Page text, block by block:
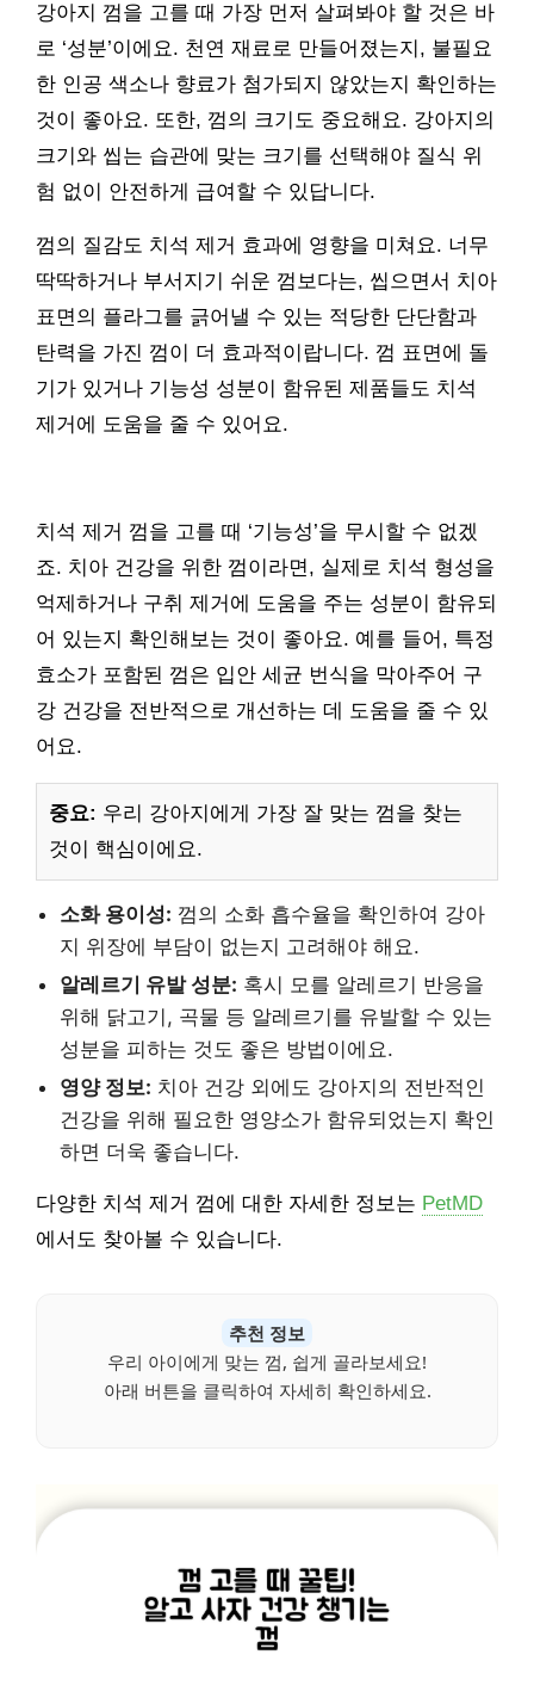
강아지 껌을 고를 때 가장 먼저 살펴봐야 할 것은 바
로 ‘성분’이에요. 천연 재료로 만들어졌는지, 불필요
한 인공 색소나 향료가 첨가되지 않았는지 확인하는
것이 좋아요. 또한, 껌의 크기도 중요해요. 강아지의
크기와 씹는 습관에 맞는 크기를 선택해야 질식 위
험 없이 안전하게 급여할 수 있답니다.
껌의 질감도 치석 제거 효과에 영향을 미쳐요. 너무
딱딱하거나 부서지기 쉬운 껌보다는, 씹으면서 치아
표면의 플라그를 긁어낼 수 있는 적당한 단단함과
탄력을 가진 껌이 더 효과적이랍니다. 껌 표면에 돌
기가 있거나 기능성 성분이 함유된 제품들도 치석
제거에 도움을 줄 수 있어요.
치석 제거 껌을 고를 때 ‘기능성’을 무시할 수 없겠
죠. 치아 건강을 위한 껌이라면, 실제로 치석 형성을
억제하거나 구취 제거에 도움을 주는 성분이 함유되
어 있는지 확인해보는 것이 좋아요. 예를 들어, 특정
효소가 포함된 껌은 입안 세균 번식을 막아주어 구
강 건강을 전반적으로 개선하는 데 도움을 줄 수 있
어요.
중요: 우리 강아지에게 가장 잘 맞는 껌을 찾는
것이 핵심이에요.
소화 용이성: 껌의 소화 흡수율을 확인하여 강아
지 위장에 부담이 없는지 고려해야 해요.
알레르기 유발 성분: 혹시 모를 알레르기 반응을
위해 닭고기, 곡물 등 알레르기를 유발할 수 있는
성분을 피하는 것도 좋은 방법이에요.
영양 정보: 치아 건강 외에도 강아지의 전반적인
건강을 위해 필요한 영양소가 함유되었는지 확인
하면 더욱 좋습니다.
다양한 치석 제거 껌에 대한 자세한 정보는 PetMD
에서도 찾아볼 수 있습니다.
추천 정보
우리 아이에게 맞는 껌, 쉽게 골라보세요!
아래 버튼을 클릭하여 자세히 확인하세요.